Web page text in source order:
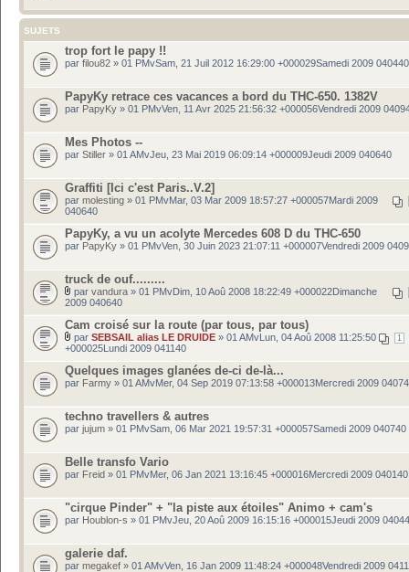
SUJETS
trop fort le papy !!
par filou82 » 01 PMvSam, 21 Juil 2012 16:29:00 +000029Samedi 2009 040440
PapyKy retrace ces vacances a bord du THC-650. 1382V
par PapyKy » 01 PMvVen, 11 Avr 2025 21:56:32 +000056Vendredi 2009
Mes Photos --
par Stiller » 01 AMvJeu, 23 Mai 2019 06:09:14 +000009Jeudi 2009 040640
Graffiti [Ici c'est Paris..V.2]
par molesting » 01 PMvMar, 03 Mar 2009 18:57:27 +000057Mardi 2009
040640
PapyKy, a vu un acolyte Mercedes 608 D du THC-650
par PapyKy » 01 PMvVen, 30 Juin 2023 21:07:11 +000007Vendredi 2009
truck de ouf.........
par vandura » 01 PMvDim, 10 Aoû 2008 18:22:49 +000022Dimanche
2009 040640
Cam croisé sur la route (par tous, par tous)
1
par SEBSAIL alias LE DRUIDE » 01 AMvLun, 04 Aoû 2008 11:25:50
+000025Lundi 2009 041140
Quelques images glanées de-ci de-là...
par Farmy » 01 AMvMer, 04 Sep 2019 07:13:58 +000013Mercredi 2009
techno travellers & autres
par jujum » 01 PMvSam, 06 Mar 2021 19:57:31 +000057Samedi 2009 040740
Belle transfo Vario
par Freid » 01 PMvMer, 06 Jan 2021 13:16:45 +000016Mercredi 2009 040140
"cirque Pinder" + "la piste aux étoiles" Animo + cam's
par Houblon-s » 01 PMvJeu, 20 Aoû 2009 16:15:16 +000015Jeudi 2009
galerie daf.
par megakef » 01 AMvVen, 16 Jan 2009 11:48:24 +000048Vendredi 2009